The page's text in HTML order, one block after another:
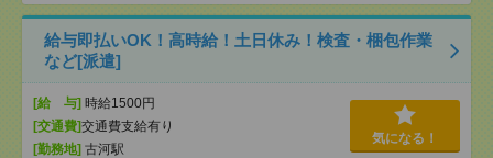
給与即払いOK！高時給！土日休み！検査・梱包作業
など[派遣]
[給 与] 時給1500円
[交通費]交通費支給有り
[勤務地] 古河駅
気になる！